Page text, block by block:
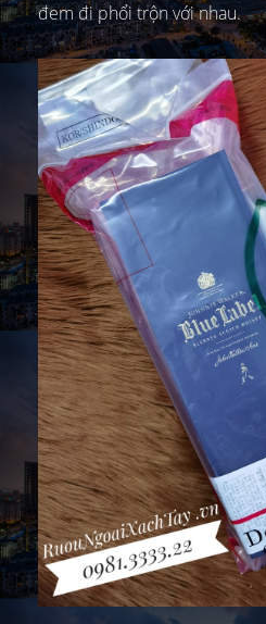
đem đi phổi trộn với nhau.